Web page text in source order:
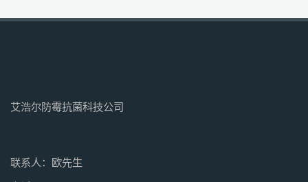
艾浩尔防霉抗菌科技公司
联系人：欧先生